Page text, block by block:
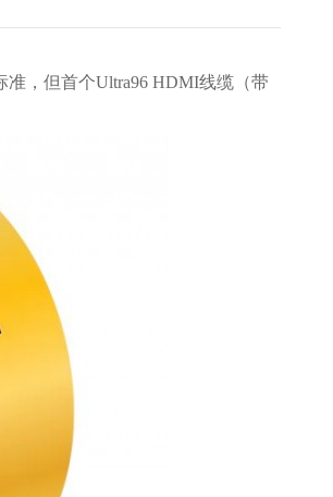
准，但首个Ultra96 HDMI线缆（带